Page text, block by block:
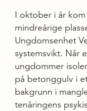
I oktober i år
mindreårige
Ungdomsenhet
systemsvikt. Når
ungdommer
på betonggulv i
bakgrunn i
tenåringens